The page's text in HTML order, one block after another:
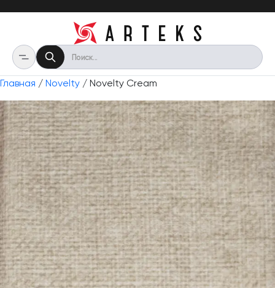
Главная / Novelty / Novelty Cream